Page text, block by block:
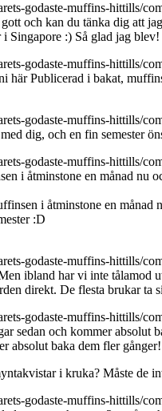
godaste-muffins-hittills/
och kan du tänka dig att
Singapore :) Så glad jag
godaste-muffins-hittills/
här Publicerad i bakat,
godaste-muffins-hittills/
dig, och en fin semester
godaste-muffins-hittills/
i åtminstone en månad
i åtminstone en
:D
godaste-muffins-hittills/
ibland har vi inte tålamod
direkt. De flesta brukar ta
godaste-muffins-hittills/
sedan och kommer
absolut baka dem fler gånger!
i kruka? Måste de
godaste-muffins-hittills/